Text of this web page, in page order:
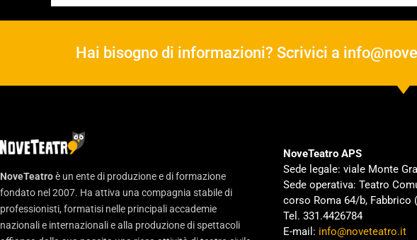
Hai bisogno di informazioni? Scrivici a
NoveTeatroè un ente di produzione e di formazione
fondato nel 2007. Ha attiva una compagnia stabile di
professionisti, formatisi nelle principali accademie
nazionali e internazionali e alla produzione di spettacoli
NoveTeatro APS
Sede legale: viale Monte
Sede operativa: Teatro
corso Roma 64/b, Fabbrico
Tel. 331.4426784
E-mail: info@noveteatro.it